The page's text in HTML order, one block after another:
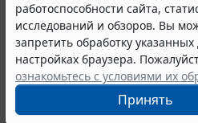
работоспособности сайта,
исследований и обзоров. Вы
запретить обработку
настройках браузера.
ознакомьтесь с условиями их
Принять
© ООО "НПП "ГАРАНТ-СЕРВИС",
выпускается с 1990 года.
являются участниками
информации ГАРАНТ.
Портал ГАРАНТ.РУ
издания Федеральной службой